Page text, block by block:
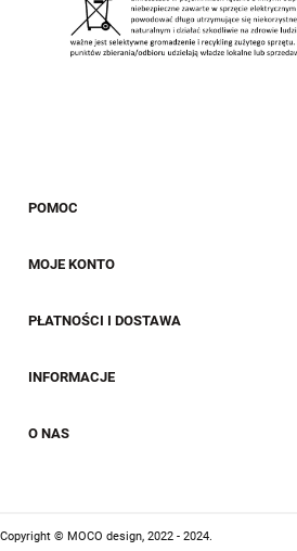
POMOC
MOJE KONTO
PŁATNOŚCI I DOSTAWA
INFORMACJE
O NAS
Copyright © MOCO design, 2022 - 2024.